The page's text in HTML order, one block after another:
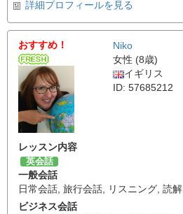
詳細プロフィールを見る
おすすめ！
Niko
女性 (8歳)
イギリス
ID: 57685212
レッスン内容
英会話
一般会話
日常会話 旅行会話 リスニング 読解
ビジネス会話